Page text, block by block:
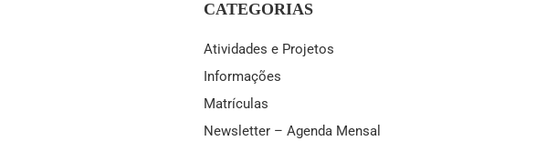
CATEGORIAS
Atividades e Projetos
Informações
Matrículas
Newsletter – Agenda Mensal